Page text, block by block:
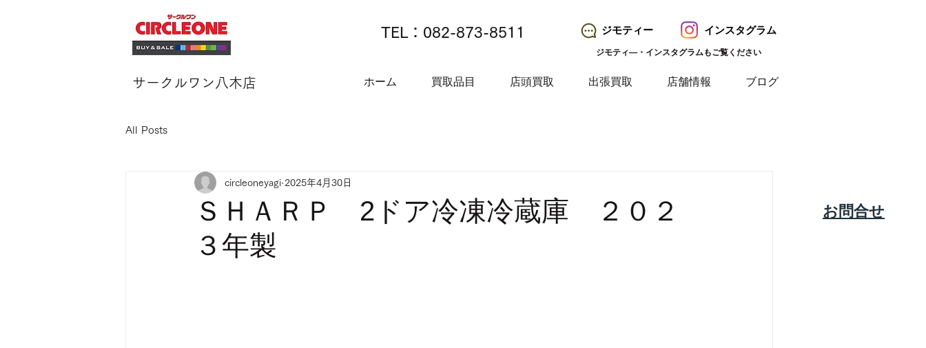
​お問合せ
サークルワン八木店
TEL：082-873-8511 ジモティー インスタグラム
ジモティ―・インスタグラムもご覧ください
ホーム 買取品目 店頭買取 出張買取 店舗情報 ブログ
All Posts
ＳＨＡＲＰ 2ドア冷凍冷蔵庫 ２０２
３年製
circleoneyagi 2025年4月30日